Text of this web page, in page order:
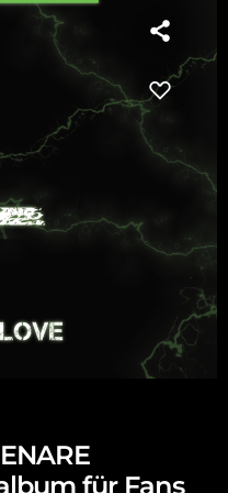
für Fans